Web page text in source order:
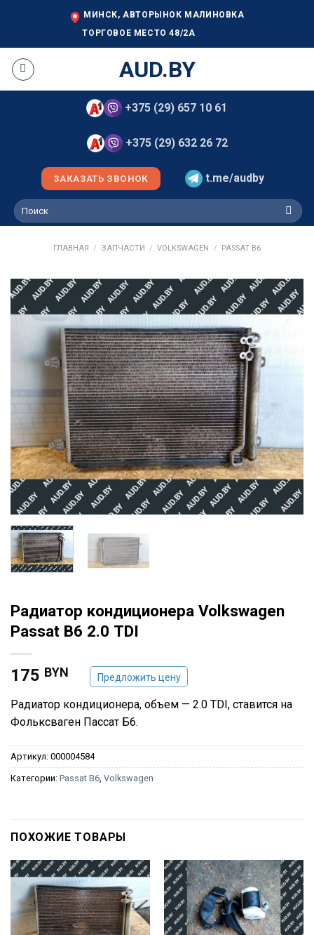
МИНСК, АВТОРЫНОК МАЛИНОВКА
ТОРГОВОЕ МЕСТО 48/2А
AUD.BY
+375 (29) 657 10 61
+375 (29) 632 26 72
ЗАКАЗАТЬ ЗВОНОК t.me/audby
Искать:
ГЛАВНАЯ / ЗАПЧАСТИ / VOLKSWAGEN / PASSAT B6
Радиатор кондиционера Volkswagen
Рassat В6 2.0 TDI
175 BYN Предложить цену
Радиатор кондиционера, объем — 2.0 TDI, ставится на
Фольксваген Пассат Б6.
Артикул: 000004584
Категории: Passat B6, Volkswagen
ПОХОЖИЕ ТОВАРЫ